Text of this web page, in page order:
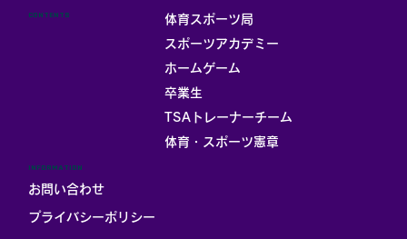
体育スポーツ局
スポーツアカデミー
ホームゲーム
卒業生
TSAトレーナーチーム
体育・スポーツ憲章
CONTENTS
INFORMATION
お問い合わせ
プライバシーポリシー